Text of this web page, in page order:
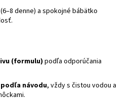
denne) a spokojné bábätko
(formulu) podľa odporúčania
návodu, vždy s čistou vodou a